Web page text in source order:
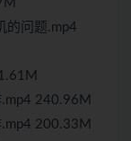
的问题.mp4
240.96M
200.33M